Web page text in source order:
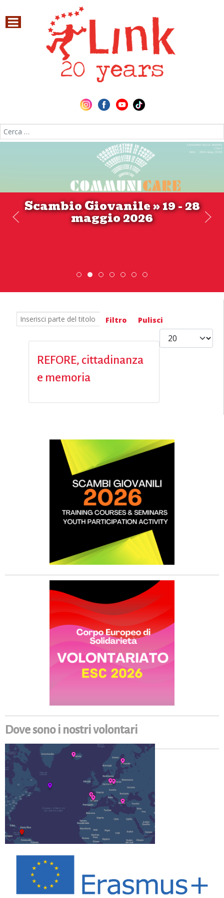
Cerca nel sito
Scambio Giovanile » 19 - 28
maggio 2026
Scopri dove sono i nostri volontari
Scambio Giovanile » 19 - 28
ESC » Volontariato
DiscoverEu Inclusion
Inserisci parte del titolo Filtro Pulisci
Visualizza #
REFORE, cittadinanza
e memoria
Dove sono i nostri volontari